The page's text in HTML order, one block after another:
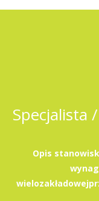
Specjalista
Opis